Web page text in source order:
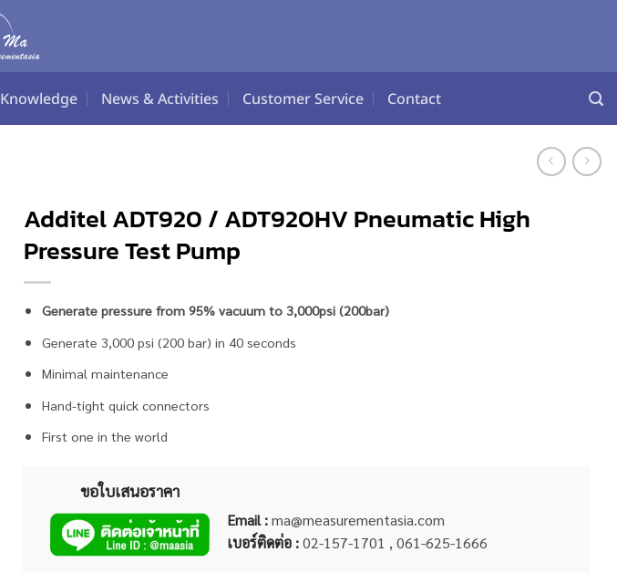
Knowledge News & Activities Customer Service Contact
Additel ADT920 / ADT920HV Pneumatic High
Pressure Test Pump
Generate pressure from 95% vacuum to 3,000psi (200bar)
Generate 3,000 psi (200 bar) in 40 seconds
Minimal maintenance
Hand-tight quick connectors
First one in the world
ขอใบเสนอราคา
Email :ma@measurementasia.com
เบอร์ติดต่อ :02-157-1701 , 061-625-1666